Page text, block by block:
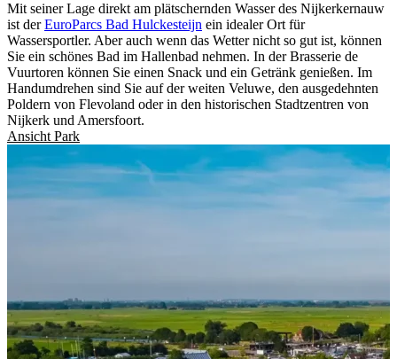
Mit seiner Lage direkt am plätschernden Wasser des Nijkerkernauw
ist derEuroParcs Bad Hulckesteijn ein idealer Ort für
Wassersportler. Aber auch wenn das Wetter nicht so gut ist, können
Sie ein schönes Bad im Hallenbad nehmen. In der Brasserie de
Vuurtoren können Sie einen Snack und ein Getränk genießen. Im
Handumdrehen sind Sie auf der weiten Veluwe, den ausgedehnten
Poldern von Flevoland oder in den historischen Stadtzentren von
Nijkerk und Amersfoort.
Ansicht Park